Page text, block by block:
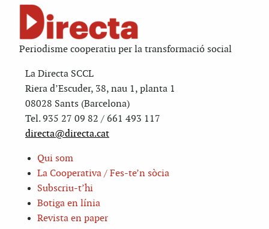
Periodisme cooperatiu per la transformació social
La Directa SCCL
Riera d’Escuder, 38, nau 1, planta 1
08028 Sants (Barcelona)
Tel. 935 27 09 82 / 661 493 117
directa@directa.cat
Qui som
La Cooperativa / Fes-te’n sòcia
Subscriu-t’hi
Botiga en línia
Revista en paper